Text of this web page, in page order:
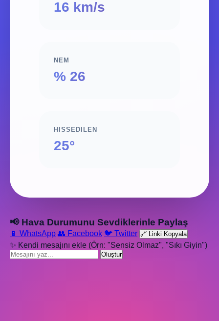
16 km/s
NEM
% 26
HISSEDILEN
25°
📢 Hava Durumunu Sevdiklerinle Paylaş
📱 WhatsApp 👥 Facebook 🐦 Twitter 🔗 Linki Kopyala
✨ Kendi mesajını ekle (Örn: "Sensiz Olmaz", "Sıkı Giyin")
Oluştur